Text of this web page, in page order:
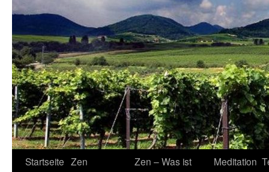
Startseite Zen
Zen – Was ist
Meditation